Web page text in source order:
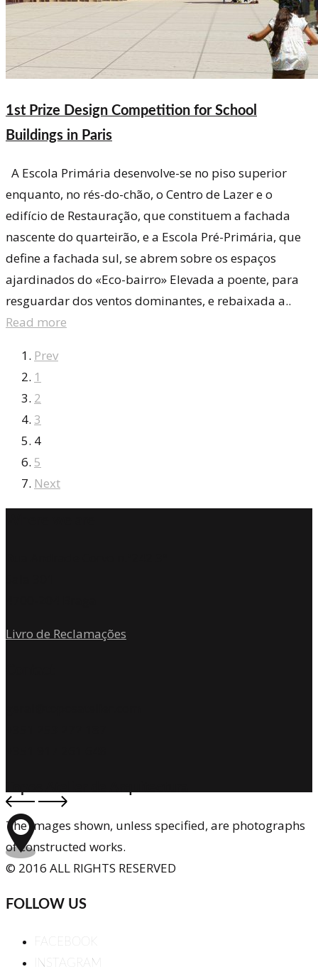
1st Prize Design Competition for School
Buildings in Paris
A Escola Primária desenvolve-se no piso superior
enquanto, no rés-do-chão, o Centro de Lazer e o
edifício de Restauração, que constituem a fachada
nascente do quarteirão, e a Escola Pré-Primária, que
define a fachada sul, se abrem sobre os espaços
ajardinados do «Eco-bairro» Elevada a poente, para
resguardar dos ventos dominantes, e rebaixada a..
Read more
Prev
1
2
3
4
5
Next
Livro de Reclamações
The images shown, unless specified, are photographs
of constructed works.
© 2016 ALL RIGHTS RESERVED
FOLLOW US
FACEBOOK
INSTAGRAM